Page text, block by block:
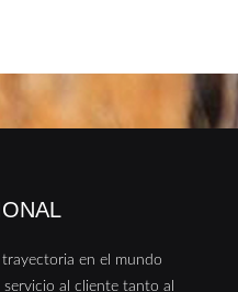
en el mundo
al cliente tanto al